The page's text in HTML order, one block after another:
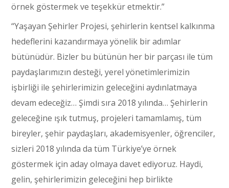
örnek göstermek ve teşekkür etmektir.”
“Yaşayan Şehirler Projesi, şehirlerin kentsel kalkınma
hedeflerini kazandırmaya yönelik bir adımlar
bütünüdür. Bizler bu bütünün her bir parçası ile tüm
paydaşlarımızın desteği, yerel yönetimlerimizin
işbirliği ile şehirlerimizin geleceğini aydınlatmaya
devam edeceğiz… Şimdi sıra 2018 yılında… Şehirlerin
geleceğine ışık tutmuş, projeleri tamamlamış, tüm
bireyler, şehir paydaşları, akademisyenler, öğrenciler,
sizleri 2018 yılında da tüm Türkiye’ye örnek
göstermek için aday olmaya davet ediyoruz. Haydi,
gelin, şehirlerimizin geleceğini hep birlikte